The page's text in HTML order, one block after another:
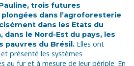
trois futures
dans l’agroforesterie
dans les Etats du
dans le Nord-Est du pays, les
pauvres du Brésil. Elles ont
présenté les systèmes
au fur et à mesure de leur périple. En